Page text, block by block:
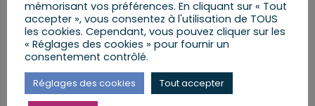
Rechercher:
Vous et votre Député
mémorisant vos préférences. En cliquant sur « Tout
accepter », vous consentez à l'utilisation de TOUS
les cookies. Cependant, vous pouvez cliquer sur les
« Réglages des cookies » pour fournir un
consentement contrôlé.
Réglages des cookies Tout accepter